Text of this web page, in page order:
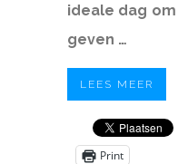
ideale dag
geven …
LEES MEER
Print